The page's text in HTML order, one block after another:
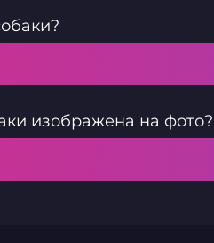
изображена на фото?